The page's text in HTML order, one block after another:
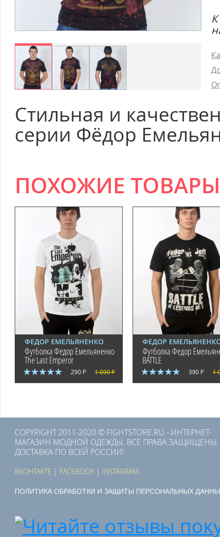
Стильная и
серии Фёдор
ПОХОЖИЕ ТОВАРЫ
ФЕДОР ЕМЕЛЬЯНЕНКО
Футболка Федор Емельяненко
The Last Emperor
290 Р 1 090 Р
ФЕДОР
Футболка Федор
BATTLE
390 Р 1
COPYRIGHT 2011-2020 © FIGHTSTORE.RU - ИНТЕРНЕТ-
МАГАЗИН МОДНОЙ ОДЕЖДЫ. ВСЕ ПРАВА ЗАЩИЩЕНЫ.
ДОСТАВКА ПО ВСЕЙ РОССИИ!
ВКОНТАКТЕ | FACEBOOK | INSTAGRAM
ПОЛИТИКА ОБРАБОТКИ И ЗАЩИТЫ ПЕРСОНАЛЬНЫХ